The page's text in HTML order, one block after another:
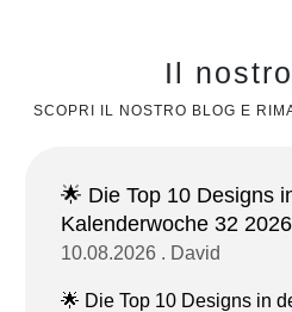
Il
SCOPRI IL NOSTRO BLOG E
🌟 Die Top 10 Designs
Kalenderwoche 32 2026
10.08.2026 . David
🌟 Die Top 10 Designs in